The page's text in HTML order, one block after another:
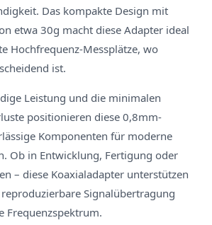
Das kompakte Design mit
etwa 30g macht diese Adapter ideal
Hochfrequenz-Messplätze, wo
ist.
Leistung und die minimalen
positionieren diese 0,8mm-
Komponenten für moderne
Ob in Entwicklung, Fertigung oder
– diese Koaxialadapter unterstützen
Signalübertragung
Frequenzspektrum.